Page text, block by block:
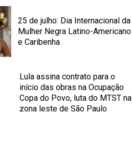
25 de julho: Dia Internacional da
Mulher Negra Latino-Americano
e Caribenha
Lula assina contrato para o
início das obras na Ocupação
Copa do Povo, luta do MTST na
zona leste de São Paulo